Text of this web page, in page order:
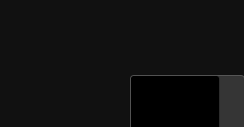
و مدارس نمونه
حل مسائل خلاقانه از